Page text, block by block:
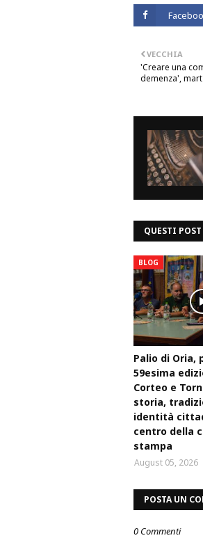
VECCHIA
'Creare una
demenza',
QUESTI
BLOG
Palio di Oria,
59esima
Corteo e
storia,
identità
centro della
stampa
August 05, 2026
POSTA UN
0 Commenti